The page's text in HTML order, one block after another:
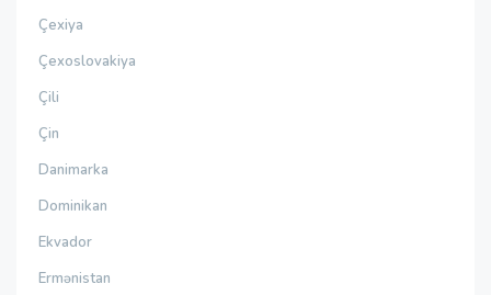
Çexiya
Çexoslovakiya
Çili
Çin
Danimarka
Dominikan
Ekvador
Ermənistan